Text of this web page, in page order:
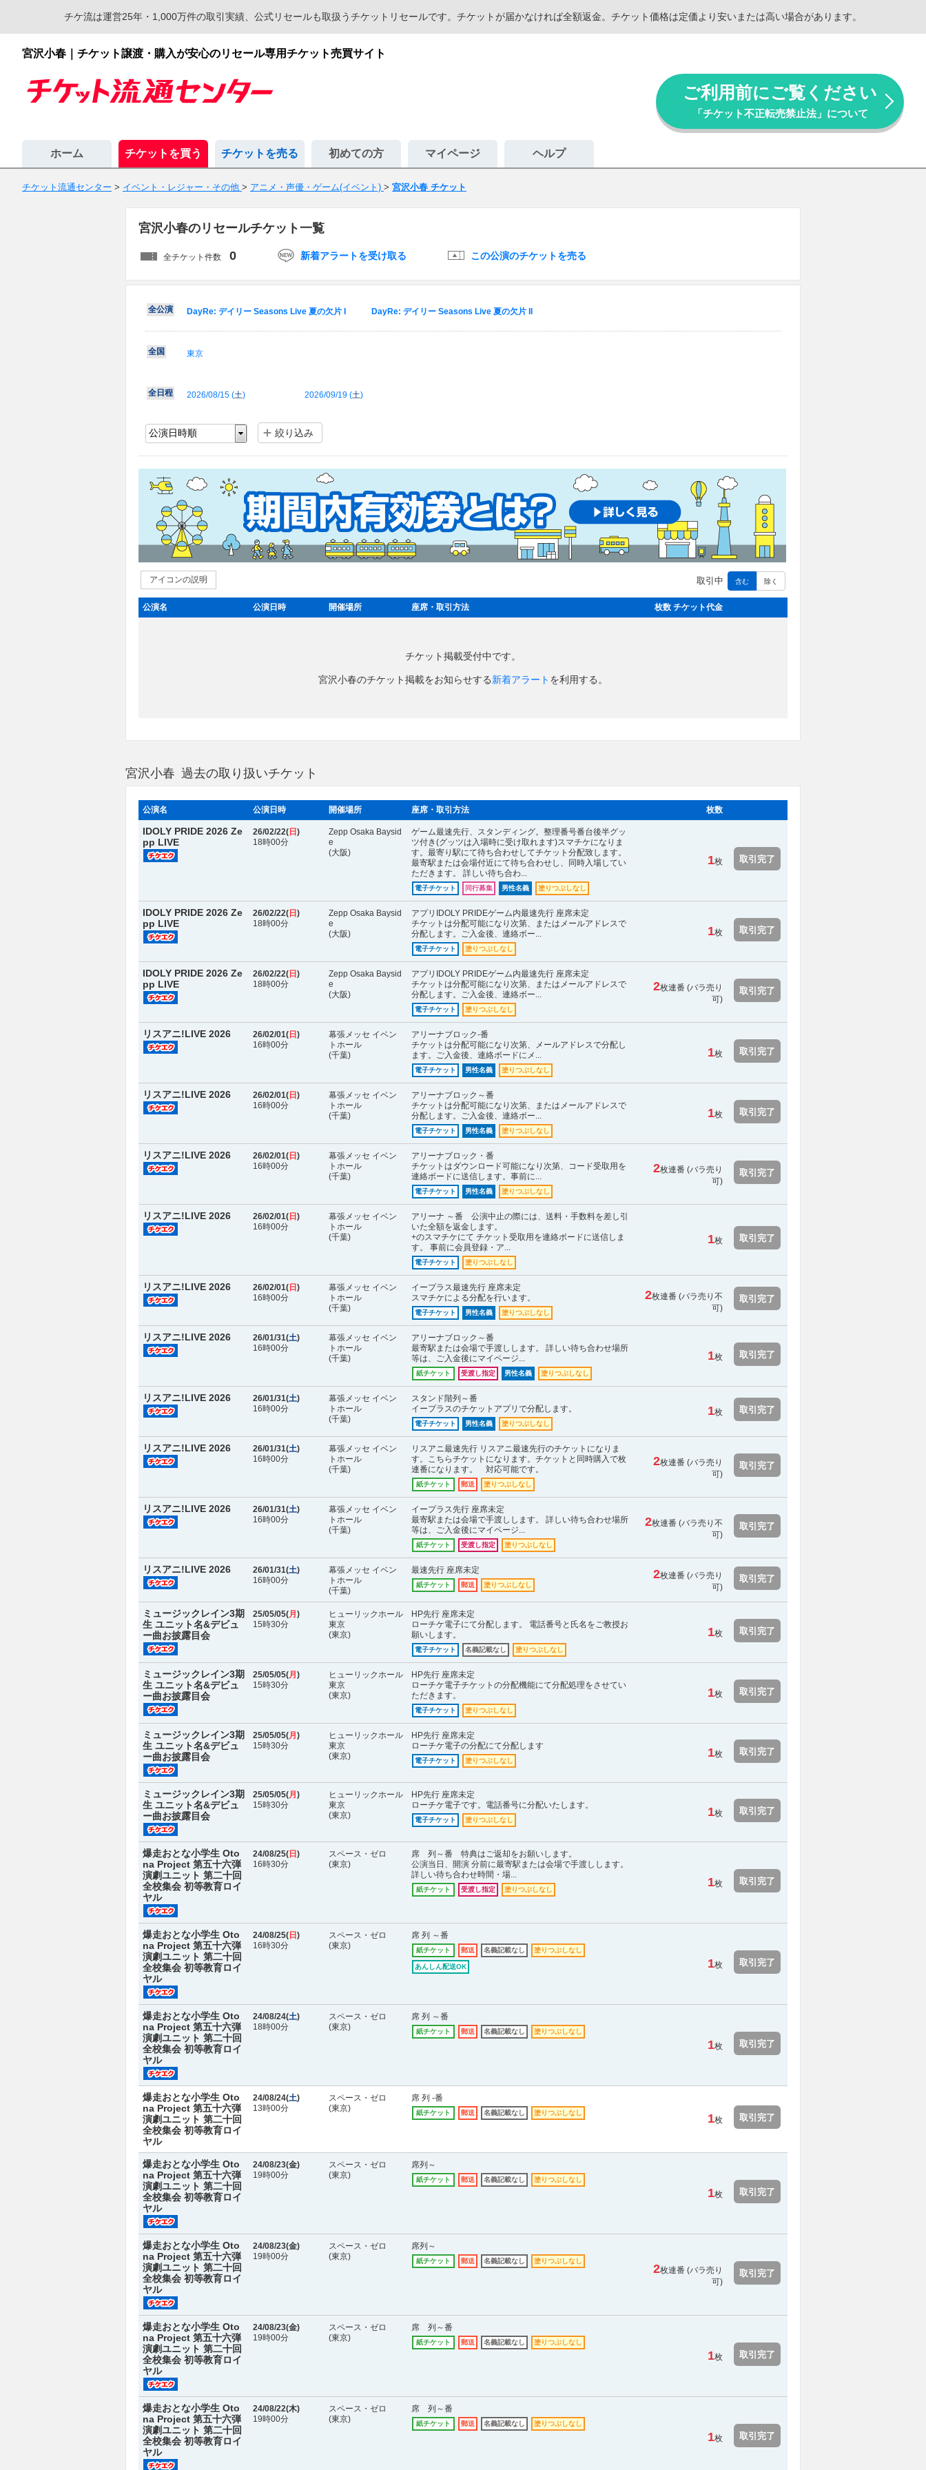
チケ流は運営25年・1,000万件の取引実績、公式リセールも取扱うチケットリセールです。チケットが届かなければ全額返金。チケット価格は定価より安いまたは高い場合があります。
宮沢小春｜チケット譲渡・購入が安心のリセール専用チケット売買サイト
ご利用前にご覧ください
「チケット不正転売禁止法」について
ホーム チケットを買う チケットを売る 初めての方 マイページ ヘルプ
チケット流通センター > イベント・レジャー・その他 > アニメ・声優・ゲーム(イベント) > 宮沢小春 チケット
宮沢小春のリセールチケット一覧
全チケット件数 0 新着アラートを受け取る この公演のチケットを売る
全公演 DayRe: デイリー Seasons Live 夏の欠片 I DayRe: デイリー Seasons Live 夏の欠片 II
全国 東京
全日程 2026/08/15 (土) 2026/09/19 (土)
絞り込み
アイコンの説明 取引中 含む 除く
公演名 公演日時 開催場所 座席・取引方法 枚数 チケット代金
チケット掲載受付中です。
宮沢小春のチケット掲載をお知らせする新着アラート を利用する。
宮沢小春 過去の取り扱いチケット
公演名 公演日時 開催場所 座席・取引方法 枚数
IDOLY PRIDE 2026 Ze
pp LIVE
26/02/22( 日 )
18時00分
Zepp Osaka Baysid
e
(大阪)
ゲーム最速先行、スタンディング。整理番号番台後半グッ
ツ付き(グッツは入場時に受け取れます)スマチケになりま
す。最寄り駅にて待ち合わせしてチケット分配致します。
最寄駅または会場付近にて待ち合わせし、同時入場してい
ただきます。 詳しい待ち合わ...
電子チケット 同行募集 男性名義 塗りつぶしなし
1枚 取引完了
IDOLY PRIDE 2026 Ze
pp LIVE
26/02/22( 日 )
18時00分
Zepp Osaka Baysid
e
(大阪)
アプリIDOLY PRIDEゲーム内最速先行 座席未定
チケットは分配可能になり次第、またはメールアドレスで
分配します。ご入金後、連絡ボー...
電子チケット 塗りつぶしなし
1枚 取引完了
IDOLY PRIDE 2026 Ze
pp LIVE
26/02/22( 日 )
18時00分
Zepp Osaka Baysid
e
(大阪)
アプリIDOLY PRIDEゲーム内最速先行 座席未定
チケットは分配可能になり次第、またはメールアドレスで
分配します。ご入金後、連絡ボー...
電子チケット 塗りつぶしなし
2枚連番 (バラ売り
可)
取引完了
リスアニ!LIVE 2026 26/02/01( 日 )
16時00分
幕張メッセ イベン
トホール
(千葉)
アリーナブロック-番
チケットは分配可能になり次第、メールアドレスで分配し
ます。ご入金後、連絡ボードにメ...
電子チケット 男性名義 塗りつぶしなし
1枚 取引完了
リスアニ!LIVE 2026 26/02/01( 日 )
16時00分
幕張メッセ イベン
トホール
(千葉)
アリーナブロック～番
チケットは分配可能になり次第、またはメールアドレスで
分配します。ご入金後、連絡ボー...
電子チケット 男性名義 塗りつぶしなし
1枚 取引完了
リスアニ!LIVE 2026 26/02/01( 日 )
16時00分
幕張メッセ イベン
トホール
(千葉)
アリーナブロック・番
チケットはダウンロード可能になり次第、コード受取用を
連絡ボードに送信します。事前に...
電子チケット 男性名義 塗りつぶしなし
2枚連番 (バラ売り
可)
取引完了
リスアニ!LIVE 2026 26/02/01( 日 )
16時00分
幕張メッセ イベン
トホール
(千葉)
アリーナ ～番 公演中止の際には、送料・手数料を差し引
いた全額を返金します。
+のスマチケにて チケット受取用を連絡ボードに送信しま
す。 事前に会員登録・ア...
電子チケット 塗りつぶしなし
1枚 取引完了
リスアニ!LIVE 2026 26/02/01( 日 )
16時00分
幕張メッセ イベン
トホール
(千葉)
イープラス最速先行 座席未定
スマチケによる分配を行います。
電子チケット 男性名義 塗りつぶしなし
2枚連番 (バラ売り不
可)
取引完了
リスアニ!LIVE 2026 26/01/31(土)
16時00分
幕張メッセ イベン
トホール
(千葉)
アリーナブロック～番
最寄駅または会場で手渡しします。 詳しい待ち合わせ場所
等は、ご入金後にマイページ...
紙チケット 受渡し指定 男性名義 塗りつぶしなし
1枚 取引完了
リスアニ!LIVE 2026 26/01/31(土)
16時00分
幕張メッセ イベン
トホール
(千葉)
スタンド階列～番
イープラスのチケットアプリで分配します。
電子チケット 男性名義 塗りつぶしなし
1枚 取引完了
リスアニ!LIVE 2026 26/01/31(土)
16時00分
幕張メッセ イベン
トホール
(千葉)
リスアニ最速先行 リスアニ最速先行のチケットになりま
す。こちらチケットになります。チケットと同時購入で枚
連番になります。 対応可能です。
紙チケット 郵送 塗りつぶしなし
2枚連番 (バラ売り
可)
取引完了
リスアニ!LIVE 2026 26/01/31(土)
16時00分
幕張メッセ イベン
トホール
(千葉)
イープラス先行 座席未定
最寄駅または会場で手渡しします。 詳しい待ち合わせ場所
等は、ご入金後にマイページ...
紙チケット 受渡し指定 塗りつぶしなし
2枚連番 (バラ売り不
可)
取引完了
リスアニ!LIVE 2026 26/01/31(土)
16時00分
幕張メッセ イベン
トホール
(千葉)
最速先行 座席未定
紙チケット 郵送 塗りつぶしなし
2枚連番 (バラ売り
可)
取引完了
ミュージックレイン3期
生 ユニット名&デビュ
ー曲お披露目会
25/05/05(月 )
15時30分
ヒューリックホール
東京
(東京)
HP先行 座席未定
ローチケ電子にて分配します。 電話番号と氏名をご教授お
願いします。
電子チケット 名義記載なし 塗りつぶしなし
1枚 取引完了
ミュージックレイン3期
生 ユニット名&デビュ
ー曲お披露目会
25/05/05(月 )
15時30分
ヒューリックホール
東京
(東京)
HP先行 座席未定
ローチケ電子チケットの分配機能にて分配処理をさせてい
ただきます。
電子チケット 塗りつぶしなし
1枚 取引完了
ミュージックレイン3期
生 ユニット名&デビュ
ー曲お披露目会
25/05/05(月 )
15時30分
ヒューリックホール
東京
(東京)
HP先行 座席未定
ローチケ電子の分配にて分配します
電子チケット 塗りつぶしなし
1枚 取引完了
ミュージックレイン3期
生 ユニット名&デビュ
ー曲お披露目会
25/05/05(月 )
15時30分
ヒューリックホール
東京
(東京)
HP先行 座席未定
ローチケ電子です。電話番号に分配いたします。
電子チケット 塗りつぶしなし
1枚 取引完了
爆走おとな小学生 Oto
na Project 第五十六弾
演劇ユニット 第二十回
全校集会 初等教育ロイ
ヤル
24/08/25( 日 )
16時30分
スペース・ゼロ
(東京)
席 列～番 特典はご返却をお願いします。
公演当日、開演 分前に最寄駅または会場で手渡しします。
詳しい待ち合わせ時間・場...
紙チケット 受渡し指定 塗りつぶしなし
1枚 取引完了
爆走おとな小学生 Oto
na Project 第五十六弾
演劇ユニット 第二十回
全校集会 初等教育ロイ
ヤル
24/08/25( 日 )
16時30分
スペース・ゼロ
(東京)
席 列 ～番
紙チケット 郵送 名義記載なし 塗りつぶしなし
あんしん配送OK 1枚 取引完了
爆走おとな小学生 Oto
na Project 第五十六弾
演劇ユニット 第二十回
全校集会 初等教育ロイ
ヤル
24/08/24(土)
18時00分
スペース・ゼロ
(東京)
席 列 ～番
紙チケット 郵送 名義記載なし 塗りつぶしなし
1枚 取引完了
爆走おとな小学生 Oto
na Project 第五十六弾
演劇ユニット 第二十回
全校集会 初等教育ロイ
ヤル
24/08/24(土)
13時00分
スペース・ゼロ
(東京)
席 列 -番
紙チケット 郵送 名義記載なし 塗りつぶしなし 1枚 取引完了
爆走おとな小学生 Oto
na Project 第五十六弾
演劇ユニット 第二十回
全校集会 初等教育ロイ
ヤル
24/08/23(金)
19時00分
スペース・ゼロ
(東京)
席列～
紙チケット 郵送 名義記載なし 塗りつぶしなし
1枚 取引完了
爆走おとな小学生 Oto
na Project 第五十六弾
演劇ユニット 第二十回
全校集会 初等教育ロイ
ヤル
24/08/23(金)
19時00分
スペース・ゼロ
(東京)
席列～
紙チケット 郵送 名義記載なし 塗りつぶしなし
2枚連番 (バラ売り
可)
取引完了
爆走おとな小学生 Oto
na Project 第五十六弾
演劇ユニット 第二十回
全校集会 初等教育ロイ
ヤル
24/08/23(金)
19時00分
スペース・ゼロ
(東京)
席 列～番
紙チケット 郵送 名義記載なし 塗りつぶしなし
1枚 取引完了
爆走おとな小学生 Oto
na Project 第五十六弾
演劇ユニット 第二十回
全校集会 初等教育ロイ
ヤル
24/08/22(木)
19時00分
スペース・ゼロ
(東京)
席 列～番
紙チケット 郵送 名義記載なし 塗りつぶしなし
1枚 取引完了